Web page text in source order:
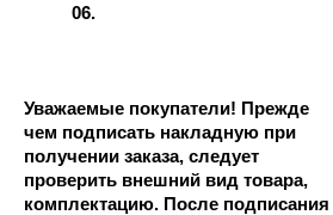
06.
Уважаемые покупатели! Прежде
чем подписать накладную при
получении заказа, следует
проверить внешний вид товара,
комплектацию. После подписания